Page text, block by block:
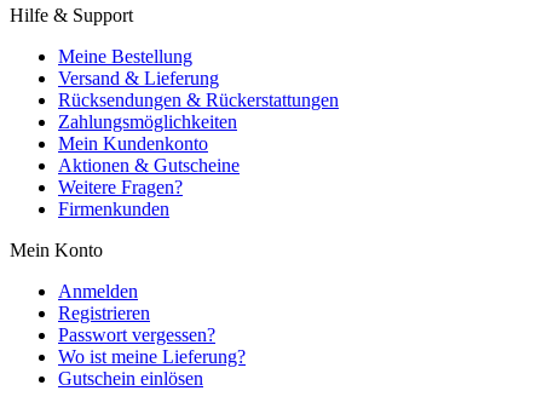
Hilfe & Support
Meine Bestellung
Versand & Lieferung
Rücksendungen & Rückerstattungen
Zahlungsmöglichkeiten
Mein Kundenkonto
Aktionen & Gutscheine
Weitere Fragen?
Firmenkunden
Mein Konto
Anmelden
Registrieren
Passwort vergessen?
Wo ist meine Lieferung?
Gutschein einlösen